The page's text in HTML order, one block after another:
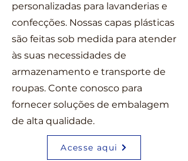
personalizadas para lavanderias e
confecções. Nossas capas plásticas
são feitas sob medida para atender
às suas necessidades de
armazenamento e transporte de
roupas. Conte conosco para
fornecer soluções de embalagem
de alta qualidade.
Acesse aqui